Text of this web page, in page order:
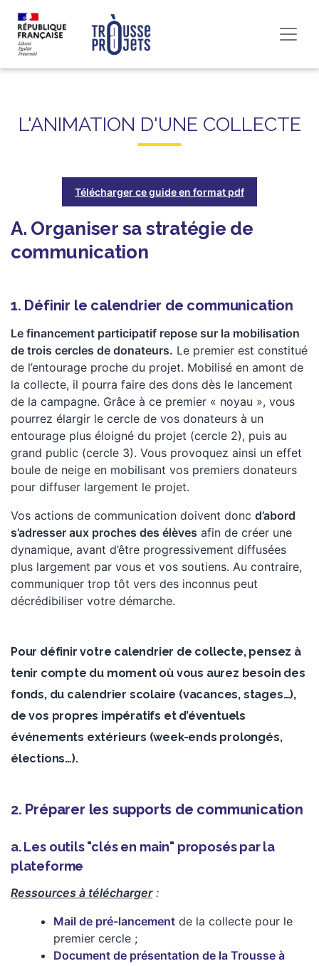
L'ANIMATION D'UNE COLLECTE
Télécharger ce guide en format pdf
A. Organiser sa stratégie de
communication
1. Définir le calendrier de communication
Le financement participatif repose sur la mobilisation
de trois cercles de donateurs. Le premier est constitué
de l’entourage proche du projet. Mobilisé en amont de
la collecte, il pourra faire des dons dès le lancement
de la campagne. Grâce à ce premier « noyau », vous
pourrez élargir le cercle de vos donateurs à un
entourage plus éloigné du projet (cercle 2), puis au
grand public (cercle 3). Vous provoquez ainsi un effet
boule de neige en mobilisant vos premiers donateurs
pour diffuser largement le projet.
Vos actions de communication doivent donc d’abord
s’adresser aux proches des élèves afin de créer une
dynamique, avant d’être progressivement diffusées
plus largement par vous et vos soutiens. Au contraire,
communiquer trop tôt vers des inconnus peut
décrédibiliser votre démarche.
Pour définir votre calendrier de collecte, pensez à
tenir compte du moment où vous aurez besoin des
fonds, du calendrier scolaire (vacances, stages…),
de vos propres impératifs et d’éventuels
événements extérieurs (week-ends prolongés,
élections…).
2. Préparer les supports de communication
a. Les outils "clés en main" proposés par la
plateforme
Ressources à télécharger:
Mail de pré-lancement de la collecte pour le
premier cercle ;
Document de présentation de la Trousse à